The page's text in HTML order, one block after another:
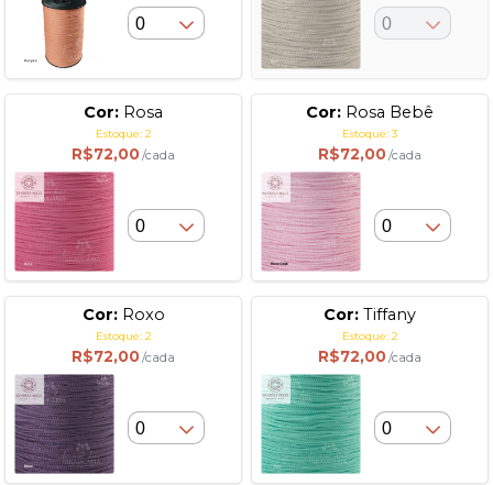
Cor: Rosa
Estoque: 2
R$72,00 /cada
Cor: Rosa Bebê
Estoque: 3
R$72,00 /cada
Cor:Roxo
Estoque: 2
R$72,00 /cada
Cor: Tiffany
Estoque: 2
R$72,00 /cada